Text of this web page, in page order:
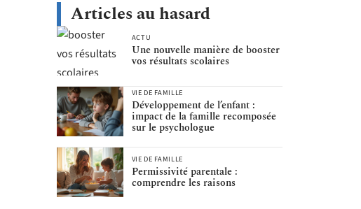
Articles au hasard
ACTU
Une nouvelle manière de booster
vos résultats scolaires
VIE DE FAMILLE
Développement de l’enfant :
impact de la famille recomposée
sur le psychologue
VIE DE FAMILLE
Permissivité parentale :
comprendre les raisons